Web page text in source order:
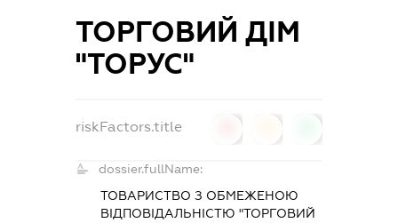
ТОРГОВИЙ ДІМ
"ТОРУС"
riskFactors.title
dossier.fullName:
ТОВАРИСТВО З ОБМЕЖЕНОЮ
ВІДПОВІДАЛЬНІСТЮ "ТОРГОВИЙ